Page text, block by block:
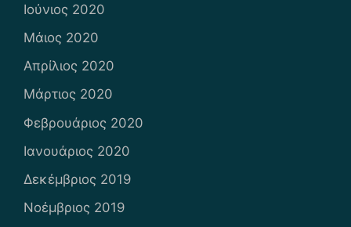
Ιούνιος 2020
Μάιος 2020
Απρίλιος 2020
Μάρτιος 2020
Φεβρουάριος 2020
Ιανουάριος 2020
Δεκέμβριος 2019
Νοέμβριος 2019